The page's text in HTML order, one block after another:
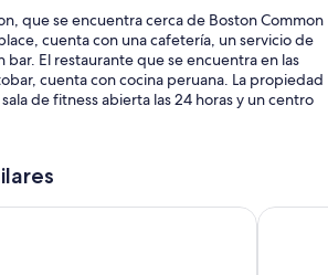
que se encuentra cerca de Boston Common
cuenta con una cafetería, un servicio de
El restaurante que se encuentra en las
cuenta con cocina peruana. La propiedad
de fitness abierta las 24 horas y un centro
con cargo, alquiler de bicicletas y valet
Hyatt